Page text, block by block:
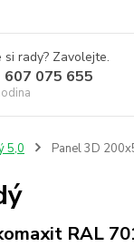
si rady? Zavolejte.
607 075 655
5,0 Panel 3D
RAL